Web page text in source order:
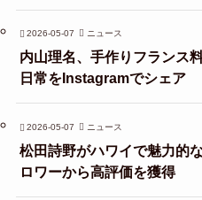
2026-05-07 ニュース
内山理名、手作りフランス
日常をInstagramでシェア
2026-05-07 ニュース
松田詩野がハワイで魅力的
ロワーから高評価を獲得